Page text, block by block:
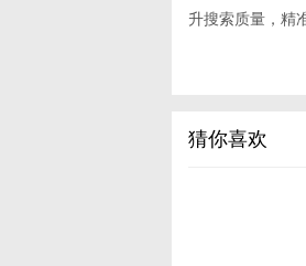
升搜索质量，精
猜你喜欢